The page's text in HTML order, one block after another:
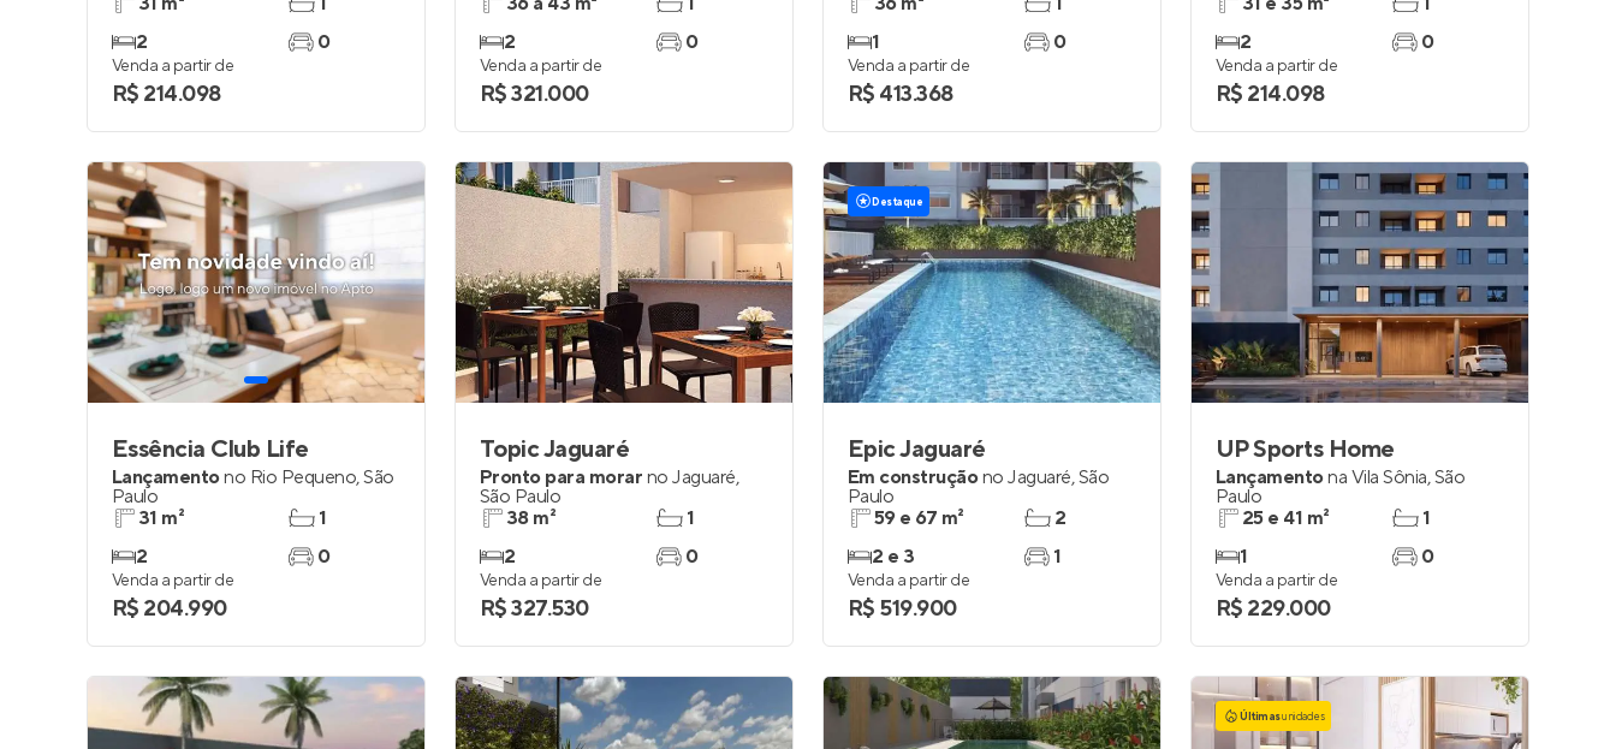
2
0
Venda a partir de
R$ 214.098
2
0
Venda a partir de
R$ 321.000
1
0
Venda a partir de
R$ 413.368
2
0
Venda a partir de
R$ 214.098
Essência Club Life
Lançamentono Rio Pequeno,São
Paulo
31 m²
2
1
0
Venda a partir de
R$ 204.990
Topic Jaguaré
Pronto para morar no Jaguaré,
São Paulo
38 m²
2
1
0
Venda a partir de
R$ 327.530
Destaque
Epic Jaguaré
Em construçãono Jaguaré,São
Paulo
59 e 67 m²
2 e 3
2
1
Venda a partir de
R$ 519.900
UP Sports Home
Lançamentona Vila Sônia,São
Paulo
25 e 41 m²
1
1
0
Venda a partir de
R$ 229.000
Últimasunidades